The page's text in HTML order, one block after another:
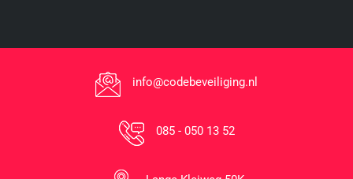
info@codebeveiliging.nl
085 - 050 13 52